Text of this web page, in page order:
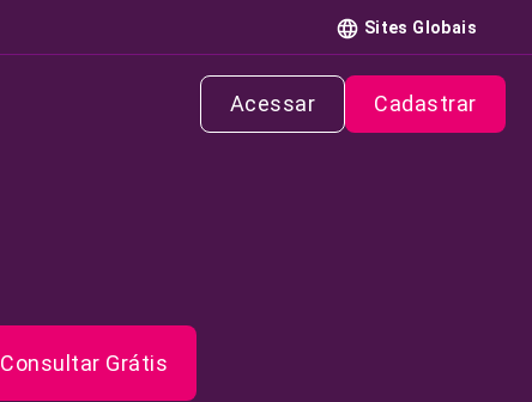
Sites Globais
Acessar Cadastrar
Consultar Grátis